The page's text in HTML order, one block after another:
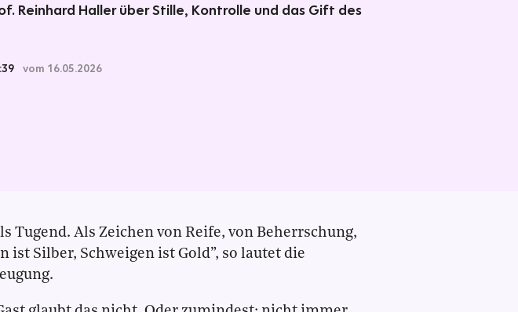
Reinhard Haller über Stille, Kontrolle und das Gift des
vom 16.05.2026
Tugend. Als Zeichen von Reife, von Beherrschung,
ist Silber, Schweigen ist Gold”, so lautet die